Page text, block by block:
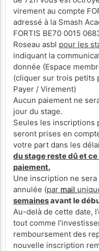
virement au compte
adressé à la Smash
FORTIS BE70 0015
Roseau asbl pour les
indiquant la
donnée (Espace
(cliquer sur trois petits
Payer / Virement)
Aucun paiement ne
jour du stage.
Seules les inscriptions
seront prises en
votre part dans les
du stage reste dû et
paiement.
Une inscription ne
annulée (par mail
semainesavant le
Au-delà de cette date,
tout comme
remboursement des
nouvelle inscription